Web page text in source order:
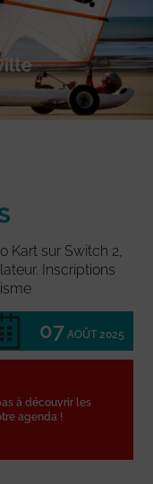
Kart sur Switch 2,
Inscriptions
07 AOÛT 2025
à découvrir les
agenda !